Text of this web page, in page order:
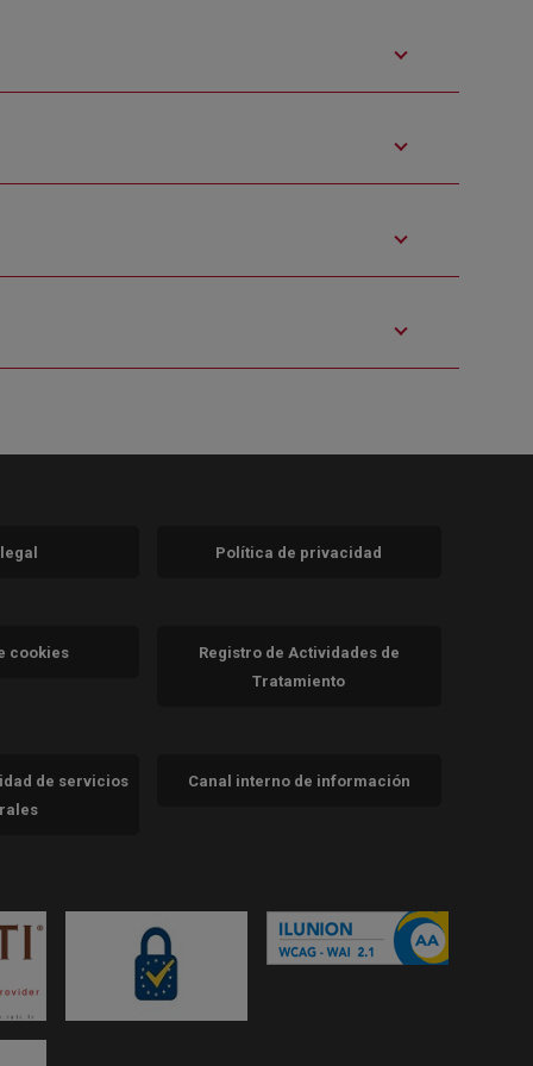
Política de privacidad
cookies
Registro de Actividades de
Tratamiento
de servicios
Canal interno de información